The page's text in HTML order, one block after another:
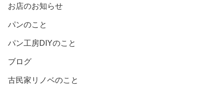
お店のお知らせ
パンのこと
パン工房DIYのこと
ブログ
古民家リノベのこと